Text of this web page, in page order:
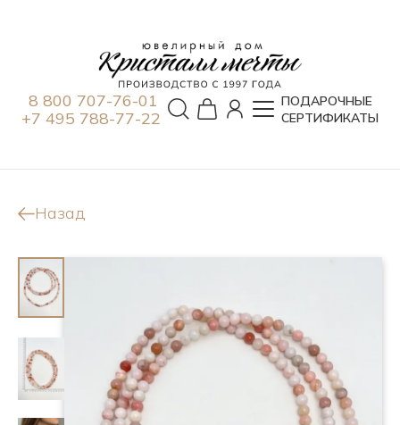
8 800 707-76-01
+7 495 788-77-22
ПОДАРОЧНЫЕ
СЕРТИФИКАТЫ
Назад